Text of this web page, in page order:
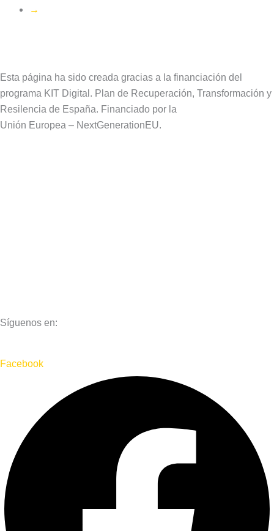
→
Esta página ha sido creada gracias a la financiación del
programa KIT Digital. Plan de Recuperación, Transformación y
Resilencia de España. Financiado por la
Unión Europea – NextGenerationEU.
Síguenos en:
Facebook